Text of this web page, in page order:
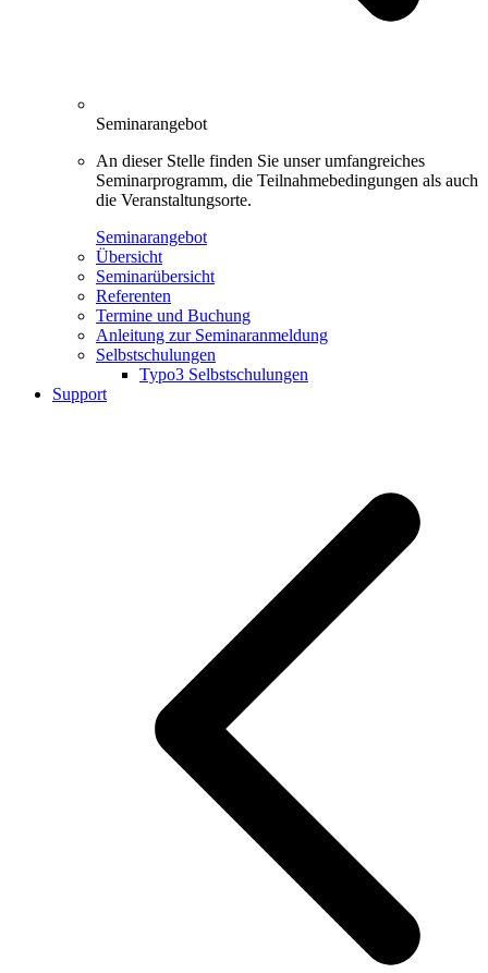
Seminarangebot
An dieser Stelle finden Sie unser umfangreiches
Seminarprogramm, die Teilnahmebedingungen als auch
die Veranstaltungsorte.
Seminarangebot
Übersicht
Seminarübersicht
Referenten
Termine und Buchung
Anleitung zur Seminaranmeldung
Selbstschulungen
Typo3 Selbstschulungen
Support